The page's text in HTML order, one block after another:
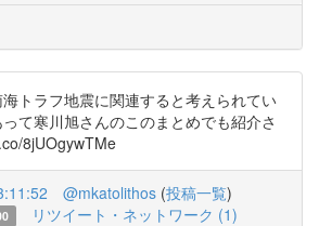
トラフ地震に関連すると考えられてい
て寒川旭さんのこのまとめでも紹介さ
8jUOgywTMe
@mkatolithos (投稿一覧)
リツイート・ネットワーク (1)